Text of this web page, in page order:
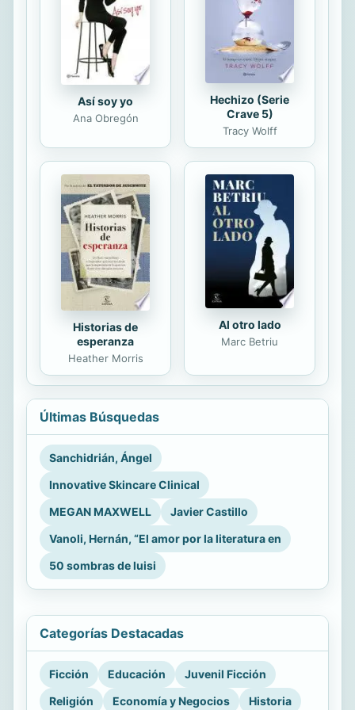
de arte, como el valor documental, el
histórico, el ...
Así soy yo
Ana Obregón
Hechizo (Serie
Crave 5)
Tracy Wolff
Historias de
esperanza
Heather Morris
Al otro lado
Marc Betriu
Últimas Búsquedas
Sanchidrián, Ángel
Innovative Skincare Clinical
MEGAN MAXWELL
Javier Castillo
Vanoli, Hernán, “El amor por la literatura en
50 sombras de luisi
Categorías Destacadas
Ficción Educación
Juvenil Ficción
Religión
Economía y Negocios Historia